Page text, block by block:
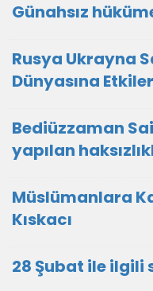
Günahsız
Rusya Ukrayna
Dünyasına
Bediüzzaman
yapılan
Müslümanlara
Kıskacı
28 Şubat ile ilgili